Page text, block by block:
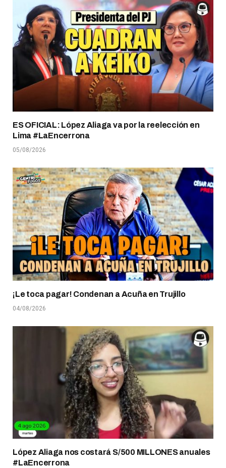
ES OFICIAL: López Aliaga va por la reelección en
Lima #LaEncerrona
05/08/2026
¡Le toca pagar! Condenan a Acuña en Trujillo
04/08/2026
López Aliaga nos costará S/500 MILLONES anuales
#LaEncerrona